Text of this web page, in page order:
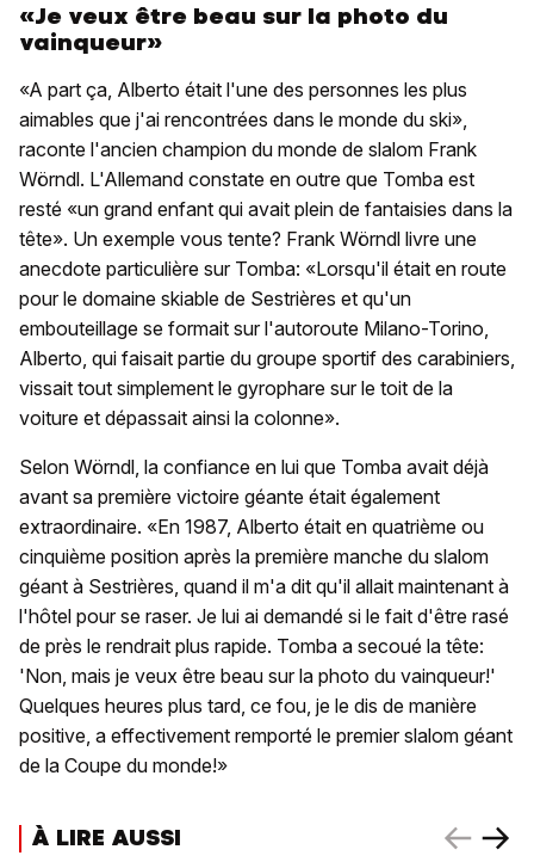
«Je veux être beau sur la photo du
vainqueur»
«A part ça, Alberto était l'une des personnes les plus
aimables que j'ai rencontrées dans le monde du ski»,
raconte l'ancien champion du monde de slalom Frank
Wörndl. L'Allemand constate en outre que Tomba est
resté «un grand enfant qui avait plein de fantaisies dans la
tête». Un exemple vous tente? Frank Wörndl livre une
anecdote particulière sur Tomba: «Lorsqu'il était en route
pour le domaine skiable de Sestrières et qu'un
embouteillage se formait sur l'autoroute Milano-Torino,
Alberto, qui faisait partie du groupe sportif des carabiniers,
vissait tout simplement le gyrophare sur le toit de la
voiture et dépassait ainsi la colonne».
Selon Wörndl, la confiance en lui que Tomba avait déjà
avant sa première victoire géante était également
extraordinaire. «En 1987, Alberto était en quatrième ou
cinquième position après la première manche du slalom
géant à Sestrières, quand il m'a dit qu'il allait maintenant à
l'hôtel pour se raser. Je lui ai demandé si le fait d'être rasé
de près le rendrait plus rapide. Tomba a secoué la tête:
'Non, mais je veux être beau sur la photo du vainqueur!'
Quelques heures plus tard, ce fou, je le dis de manière
positive, a effectivement remporté le premier slalom géant
de la Coupe du monde!»
À LIRE AUSSI